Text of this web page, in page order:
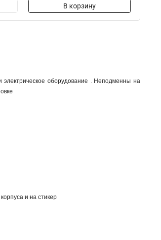
В корзину
электрическое оборудование . Неподменны на
и на стикер